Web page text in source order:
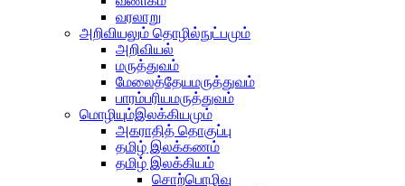
வரலாறு
அறிவியலும் தொழில்நுட்பமும்
அறிவியல்
மருத்துவம்
மேலைத்தேயமருத்துவம்
பாரம்பரியமருத்துவம்
மொழியும்இலக்கியமும்
அகராதித் தொகுப்பு
தமிழ் இலக்கணம்
தமிழ் இலக்கியம்
சொற்பொழிவு